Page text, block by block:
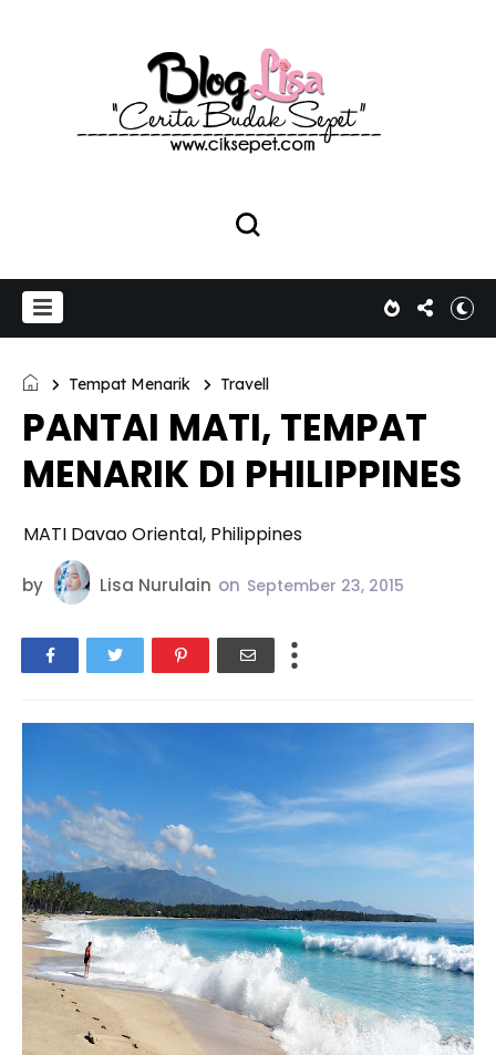
Tempat Menarik Travell
PANTAI MATI, TEMPAT
MENARIK DI PHILIPPINES
MATI Davao Oriental, Philippines
by Lisa Nurulain on September 23, 2015